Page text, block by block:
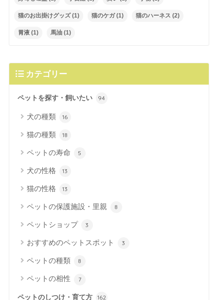
猫のお出掛けグッズ(1) 猫のケガ(1) 猫のハーネス (2)
胃液(1) 馬油(1)
カテゴリー
ペットを探す・飼いたい 94
犬の種類 16
猫の種類 18
ペットの寿命 5
犬の性格 13
猫の性格 13
ペットの保護施設・里親 8
ペットショップ 3
おすすめのペットスポット 3
ペットの種類 8
ペットの相性 7
ペットのしつけ・育て方 162